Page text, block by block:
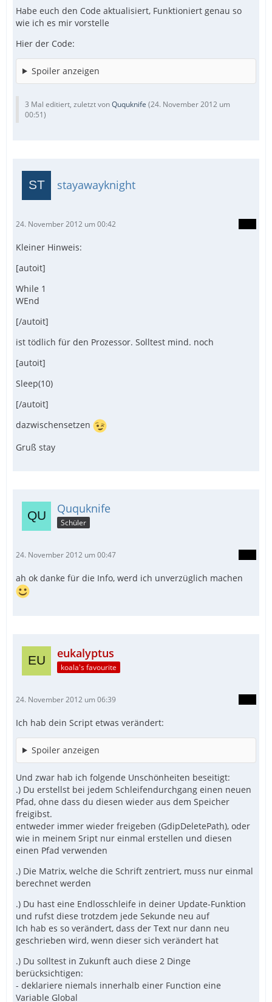
Habe euch den Code aktualisiert, Funktioniert genau so
wie ich es mir vorstelle
Hier der Code:
Spoiler anzeigen
3 Mal editiert, zuletzt vonQuquknife (24. November 2012 um
00:51)
stayawayknight
24. November 2012 um 00:42
Kleiner Hinweis:
[autoit]
While 1
WEnd
[/autoit]
ist tödlich für den Prozessor. Solltest mind. noch
[autoit]
Sleep(10)
[/autoit]
dazwischensetzen
Gruß stay
Ququknife
Schüler
24. November 2012 um 00:47
ah ok danke für die Info, werd ich unverzüglich machen
eukalyptus
koala's favourite
24. November 2012 um 06:39
Ich hab dein Script etwas verändert:
Spoiler anzeigen
Und zwar hab ich folgende Unschönheiten beseitigt:
.) Du erstellst bei jedem Schleifendurchgang einen neuen
Pfad, ohne dass du diesen wieder aus dem Speicher
freigibst.
entweder immer wieder freigeben (GdipDeletePath), oder
wie in meinem Sript nur einmal erstellen und diesen
einen Pfad verwenden
.) Die Matrix, welche die Schrift zentriert, muss nur einmal
berechnet werden
.) Du hast eine Endlosschleife in deiner Update-Funktion
und rufst diese trotzdem jede Sekunde neu auf
Ich hab es so verändert, dass der Text nur dann neu
geschrieben wird, wenn dieser sich verändert hat
.) Du solltest in Zukunft auch diese 2 Dinge
berücksichtigen:
- deklariere niemals innerhalb einer Function eine
Variable Global